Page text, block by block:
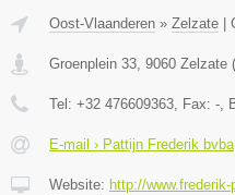
Oost-Vlaanderen » Zelzate |
Groenplein 33 9060 Zelzate (
Tel: +32 476609363 , Fax: - ,
E-mail › Pattijn Frederik bvba
Website: http://